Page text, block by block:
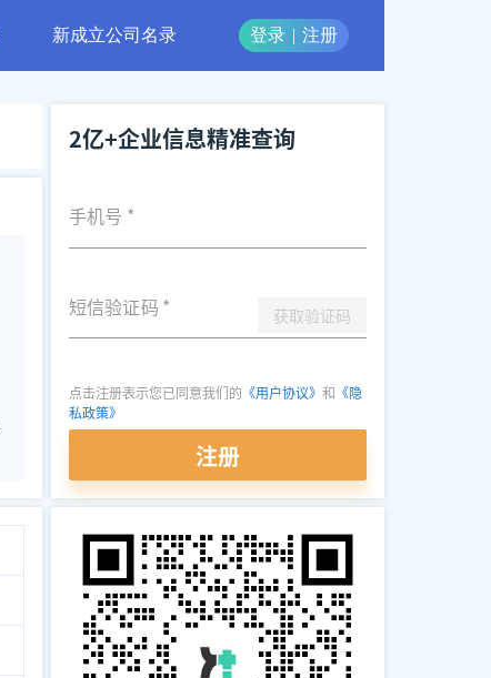
新成立公司名录 登录 | 注册
2亿+企业信息精准查询
手机号 *
短信验证码 * 获取验证码
点击注册表示您已同意我们的 《用户协议》 和 《隐
私政策》
注册